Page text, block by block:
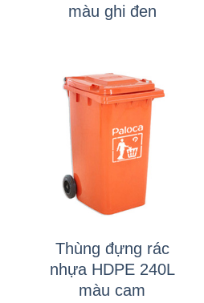
màu ghi đen
Thùng đựng rác
nhựa HDPE 240L
màu cam